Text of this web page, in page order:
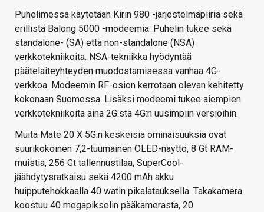
Puhelimessa käytetään Kirin 980 -järjestelmäpiiriä sekä
erillistä Balong 5000 -modeemia. Puhelin tukee sekä
standalone- (SA) että non-standalone (NSA)
verkkotekniikoita. NSA-tekniikka hyödyntää
päätelaiteyhteyden muodostamisessa vanhaa 4G-
verkkoa. Modeemin RF-osion kerrotaan olevan kehitetty
kokonaan Suomessa. Lisäksi modeemi tukee aiempien
verkkotekniikoita aina 2G:stä 4G:n uusimpiin versioihin.
Muita Mate 20 X 5G:n keskeisiä ominaisuuksia ovat
suurikokoinen 7,2-tuumainen OLED-näyttö, 8 Gt RAM-
muistia, 256 Gt tallennustilaa, SuperCool-
jäähdytysratkaisu sekä 4200 mAh akku
huipputehokkaalla 40 watin pikalatauksella. Takakamera
koostuu 40 megapikselin pääkamerasta, 20